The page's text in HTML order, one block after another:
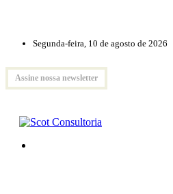
Segunda-feira, 10 de agosto de 2026
Assine nossa newsletter